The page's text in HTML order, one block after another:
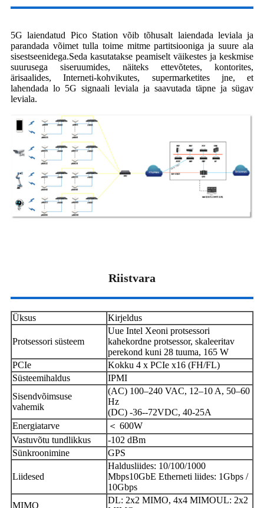
5G laiendatud Pico Station võib tõhusalt laiendada leviala ja
parandada võimet tulla toime mitme partitsiooniga ja suure ala
sisestseenidega.Seda kasutatakse peamiselt väikestes ja keskmise
suurusega siseruumides, näiteks ettevõtetes, kontorites,
ärisaalides, Interneti-kohvikutes, supermarketites jne, et
lahendada lo 5G signaali leviala ja saavutada täpne ja sügav
leviala.
Riistvara
Üksus Kirjeldus
Protsessori süsteem
Uue Intel Xeoni protsessori
kahekordne protsessor, skaleeritav
perekond kuni 28 tuuma, 165 W
PCIe
Kokku 4 x PCIe x16 (FH/FL)
Süsteemihaldus
IPMI
Sisendvõimsuse
vahemik
(AC) 100–240 VAC, 12–10 A, 50–60
Hz
(DC) -36--72VDC, 40-25A
Energiatarve
＜ 600W
Vastuvõtu tundlikkus
-102 dBm
Sünkroonimine
GPS
Liidesed
Haldusliides: 10/100/1000
Mbps10GbE Etherneti liides: 1Gbps /
10Gbps
MIMO
DL: 2x2 MIMO, 4x4 MIMOUL: 2x2